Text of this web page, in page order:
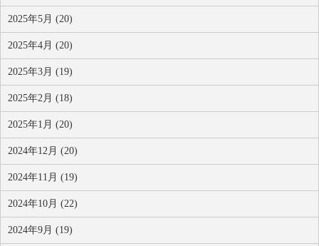
2025年5月 (20)
2025年4月 (20)
2025年3月 (19)
2025年2月 (18)
2025年1月 (20)
2024年12月 (20)
2024年11月 (19)
2024年10月 (22)
2024年9月 (19)